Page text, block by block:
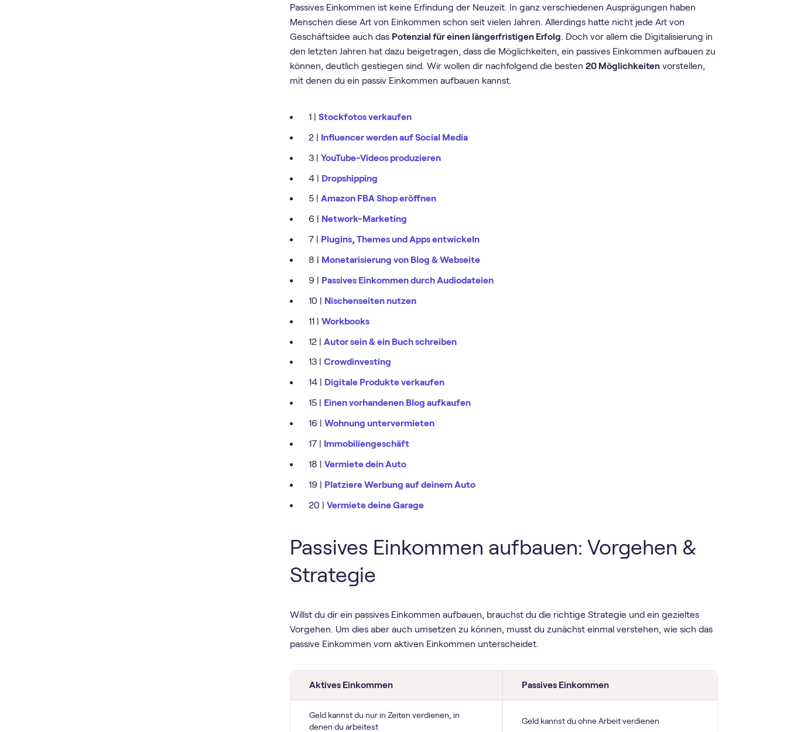
Passives Einkommen ist keine Erfindung der Neuzeit. In ganz verschiedenen Ausprägungen haben
Menschen diese Art von Einkommen schon seit vielen Jahren. Allerdings hatte nicht jede Art von
Geschäftsidee auch das Potenzial für einen längerfristigen Erfolg. Doch vor allem die Digitalisierung in
den letzten Jahren hat dazu beigetragen, dass die Möglichkeiten, ein passives Einkommen aufbauen zu
können, deutlich gestiegen sind. Wir wollen dir nachfolgend die besten20 Möglichkeiten vorstellen,
mit denen du ein passiv Einkommen aufbauen kannst.
1 | Stockfotos verkaufen
2 | Influencer werden auf Social Media
3 | YouTube-Videos produzieren
4 | Dropshipping
5 | Amazon FBA Shop eröffnen
6 | Network-Marketing
7 | Plugins, Themes und Apps entwickeln
8 | Monetarisierung von Blog & Webseite
9 | Passives Einkommen durch Audiodateien
10 | Nischenseiten nutzen
11 | Workbooks
12 | Autor sein & ein Buch schreiben
13 | Crowdinvesting
14 | Digitale Produkte verkaufen
15 | Einen vorhandenen Blog aufkaufen
16 | Wohnung untervermieten
17 | Immobiliengeschäft
18 | Vermiete dein Auto
19 | Platziere Werbung auf deinem Auto
20 | Vermiete deine Garage
Passives Einkommen aufbauen: Vorgehen &
Strategie
Willst du dir ein passives Einkommen aufbauen, brauchst du die richtige Strategie und ein gezieltes
Vorgehen. Um dies aber auch umsetzen zu können, musst du zunächst einmal verstehen, wie sich das
passive Einkommen vom aktiven Einkommen unterscheidet.
Aktives Einkommen Passives Einkommen
Geld kannst du nur in Zeiten verdienen, in
denen du arbeitest
Geld kannst du ohne Arbeit verdienen